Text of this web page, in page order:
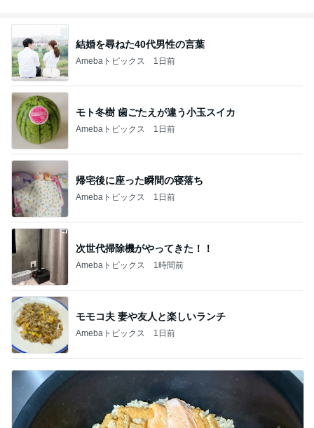
結婚を尋ねた40代男性の言葉
Amebaトピックス 1日前
モト冬樹 歯ごたえが違う小玉スイカ
Amebaトピックス 1日前
帰宅後に座った瞬間の寝落ち
Amebaトピックス 1日前
次世代掃除機がやってきた！！
Amebaトピックス 1時間前
モモコ夫 妻や友人と楽しいランチ
Amebaトピックス 1日前